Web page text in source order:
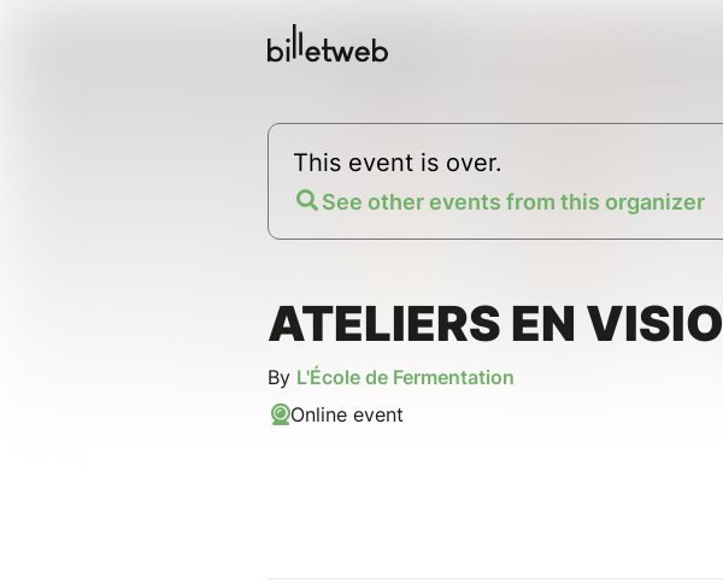
This event is over.
See other events from this organizer
ATELIERS EN VISIO
By L'École de Fermentation
Online event